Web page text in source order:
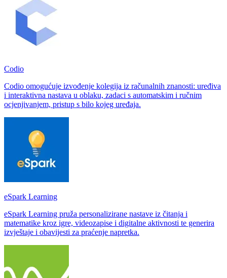
Codio
Codio omogućuje izvođenje kolegija iz računalnih znanosti: uređiva
i interaktivna nastava u oblaku, zadaci s automatskim i ručnim
ocjenjivanjem, pristup s bilo kojeg uređaja.
eSpark Learning
eSpark Learning pruža personalizirane nastave iz čitanja i
matematike kroz igre, videozapise i digitalne aktivnosti te generira
izvještaje i obavijesti za praćenje napretka.